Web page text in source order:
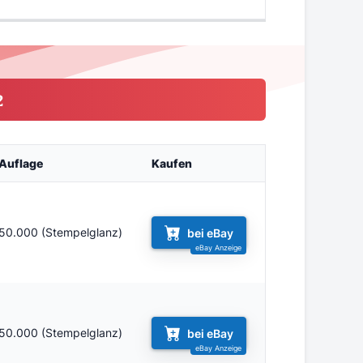
Kaufen
50.000 (Stempelglanz) bei eBay
50.000 (Stempelglanz) bei eBay